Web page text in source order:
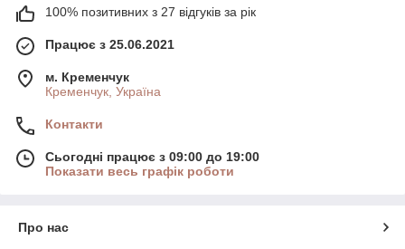
100% позитивних з 27 відгуків за рік
Працює з 25.06.2021
м. Кременчук
Кременчук, Україна
Контакти
Сьогодні працює з 09:00 до 19:00
Показати весь графік роботи
Про нас